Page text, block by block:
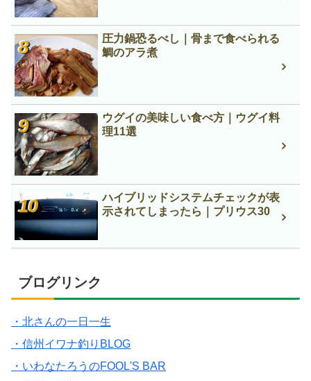
圧力鍋恐るべし｜骨まで食べられる
鯛のアラ煮
ウグイの美味しい食べ方｜ウグイ料
理11選
ハイブリッドシステムチェックが表
示されてしまったら｜プリウス30
ブログリンク
・北さんの一日一生
・信州イワナ釣りBLOG
・いわなたろうのFOOL'S BAR